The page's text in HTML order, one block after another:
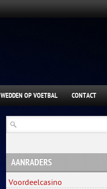
WEDDEN OP VOETBAL CONTACT
AANRADERS
Voordeelcasino